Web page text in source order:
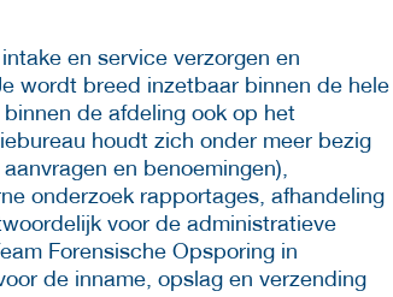
en service verzorgen en
wordt breed inzetbaar binnen de hele
de afdeling ook op het
houdt zich onder meer bezig
en benoemingen),
onderzoek rapportages, afhandeling
voor de administratieve
Forensische Opsporing in
de inname, opslag en verzending